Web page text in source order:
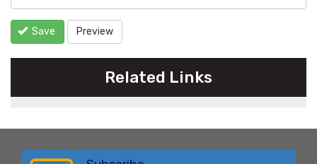
Save Preview
Related Links